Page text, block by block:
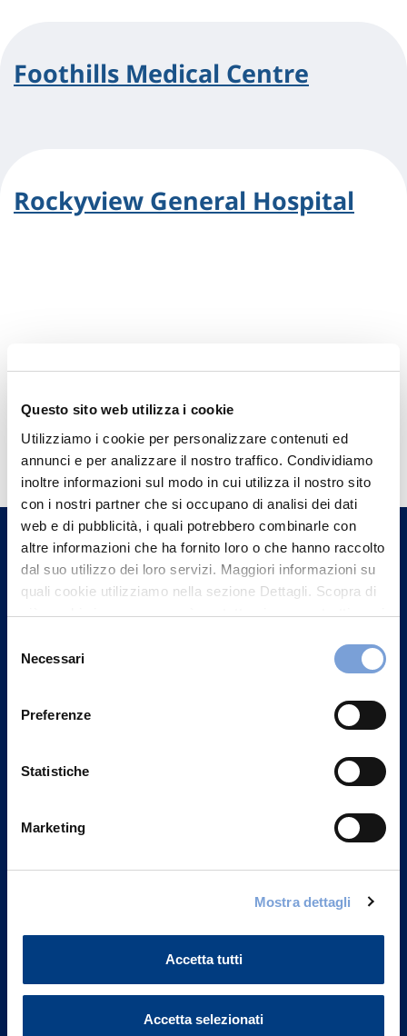
Questo sito web utilizza i cookie
Utilizziamo i cookie per personalizzare contenuti ed
annunci e per analizzare il nostro traffico. Condividiamo
inoltre informazioni sul modo in cui utilizza il nostro sito
con i nostri partner che si occupano di analisi dei dati
web e di pubblicità, i quali potrebbero combinarle con
altre informazioni che ha fornito loro o che hanno raccolto
dal suo utilizzo dei loro servizi. Maggiori informazioni su
quali cookie utilizziamo nella sezione Dettagli. Scopra di
più su chi siamo, come può contattarci e come trattiamo i
può trovare nel footer del sito nella sezione "Informativa
delNecessari
Preferenze
Statistiche
Marketing
Mostra dettagli
Accetta tutti
Accetta selezionati
Foothills Medical Centre
Rockyview General Hospital
Hai bisogno di
informazioni?
Trova l'Agenzia più vicina a te e parla con
un nostro Agente.
Contattaci
Via Ignazio Gardella, 2